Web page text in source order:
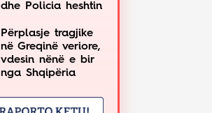
dhe Policia heshtin
Përplasje tragjike
në Greqinë veriore,
vdesin nënë e bir
nga Shqipëria